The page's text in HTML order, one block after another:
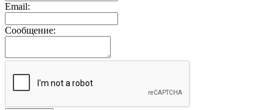
Email:
Сообщение: